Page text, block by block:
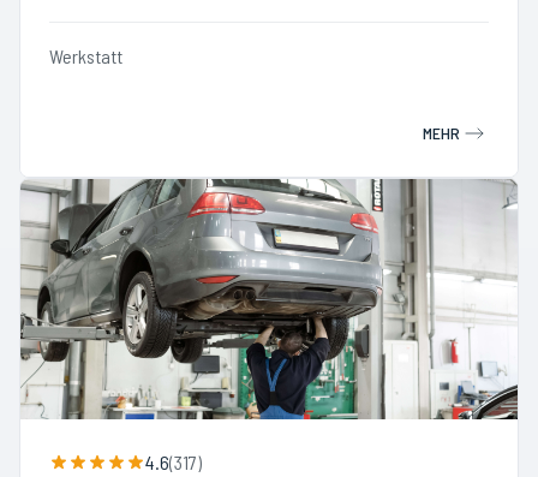
Werkstatt
MEHR
4.6(317)